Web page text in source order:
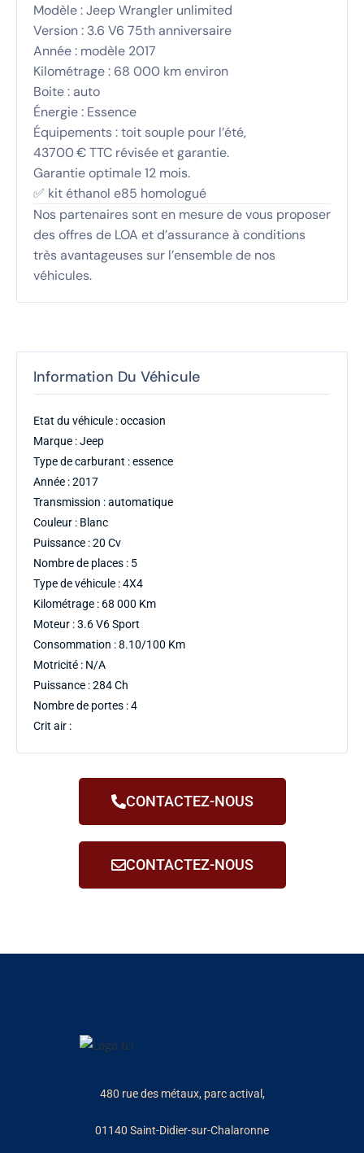
Modèle : Jeep Wrangler unlimited
Version : 3.6 V6 75th anniversaire
Année : modèle 2017
Kilométrage : 68 000 km environ
Boite : auto
Énergie : Essence
Équipements : toit souple pour l’été,
43700 € TTC révisée et garantie.
Garantie optimale 12 mois.
✅ kit éthanol e85 homologué
Nos partenaires sont en mesure de vous proposer
des offres de LOA et d’assurance à conditions
très avantageuses sur l’ensemble de nos
véhicules.
Information Du Véhicule
Etat du véhicule : occasion
Marque : Jeep
Type de carburant : essence
Année : 2017
Transmission : automatique
Couleur : Blanc
Puissance : 20 Cv
Nombre de places : 5
Type de véhicule : 4X4
Kilométrage : 68 000 Km
Moteur : 3.6 V6 Sport
Consommation : 8.10/100 Km
Motricité : N/A
Puissance : 284 Ch
Nombre de portes : 4
Crit air :
CONTACTEZ-NOUS
CONTACTEZ-NOUS
480 rue des métaux, parc actival,
01140 Saint-Didier-sur-Chalaronne